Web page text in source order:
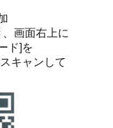
画面右上に
ド]を
キャンして